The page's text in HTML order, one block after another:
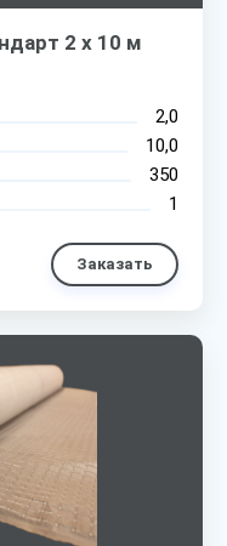
2 х 10 м
2,0
10,0
350
1
Заказать